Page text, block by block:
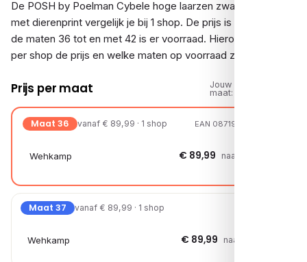
De POSH by Poelman Cybele hoge laarzen zwart – Zwart
met dierenprint vergelijk je bij 1 shop. De prijs is € 89,99. In
de maten 36 tot en met 42 is er voorraad. Hieronder zie je
per shop de prijs en welke maten op voorraad zijn.
Prijs per maat
Jouw
maat:
Maat 36 vanaf € 89,99 · 1 shop EAN 08719294408288
Wehkamp € 89,99 naar shop →
Maat 37 vanaf € 89,99 · 1 shop
Wehkamp € 89,99 naar shop →